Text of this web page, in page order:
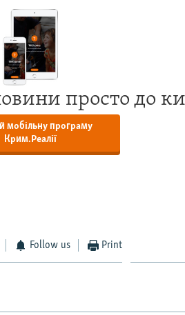
просто до
мобільну програму
Крим.Реалії
Follow us Print